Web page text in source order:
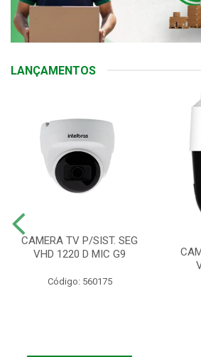
LANÇAMENTOS
CAMERA TV P/SIST. SEG
VHD 1220 D MIC G9
Código: 560175